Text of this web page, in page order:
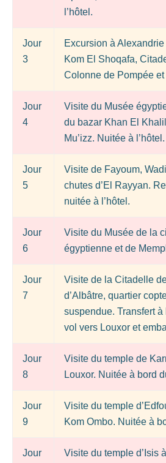
l’hôtel.
Jour
3
Excursion à
Kom El Shoqafa,
Colonne de Pompée et
Jour
4
Visite du Musée
du bazar Khan El
Mu’izz. Nuitée à l’hôtel.
Jour
5
Visite de Fayoum,
chutes d’El Rayyan.
nuitée à l’hôtel.
Jour
6
Visite du Musée de la
égyptienne et de
Jour
7
Visite de la Citadelle
d’Albâtre, quartier
suspendue. Transfert à
vol vers Louxor et
Jour
8
Visite du temple de
Louxor. Nuitée à bord
Jour
9
Visite du temple
Kom Ombo. Nuitée à
Jour
Visite du temple d’Isis